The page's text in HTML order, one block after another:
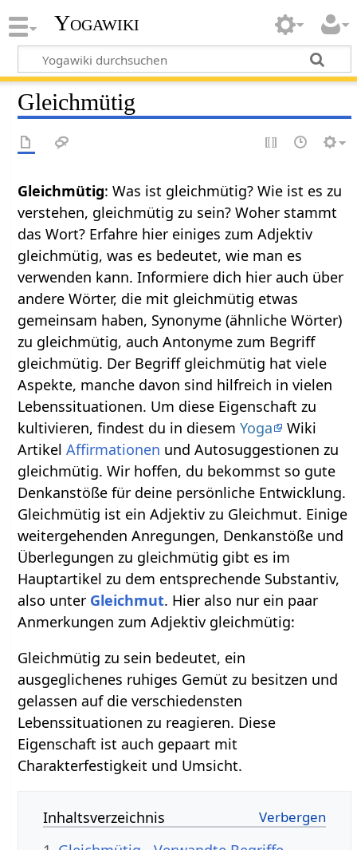
Yogawiki
Gleichmütig
Gleichmütig: Was ist gleichmütig? Wie ist es zu
verstehen, gleichmütig zu sein? Woher stammt
das Wort? Erfahre hier einiges zum Adjektiv
gleichmütig, was es bedeutet, wie man es
verwenden kann. Informiere dich hier auch über
andere Wörter, die mit gleichmütig etwas
gemeinsam haben, Synonyme (ähnliche Wörter)
zu gleichmütig, auch Antonyme zum Begriff
gleichmütig. Der Begriff gleichmütig hat viele
Aspekte, manche davon sind hilfreich in vielen
Lebenssituationen. Um diese Eigenschaft zu
kultivieren, findest du in diesemYoga
Wiki
ArtikelAffirmationen und Autosuggestionen zu
gleichmütig. Wir hoffen, du bekommst so gute
Denkanstöße für deine persönliche Entwicklung.
Gleichmütig ist ein Adjektiv zu Gleichmut. Einige
weitergehenden Anregungen, Denkanstöße und
Überlegungen zu gleichmütig gibt es im
Hauptartikel zu dem entsprechende Substantiv,
also unter Gleichmut. Hier also nur ein paar
Anmerkungen zum Adjektiv gleichmütig:
Gleichmütig zu sein bedeutet, ein
ausgeglichenes ruhiges Gemüt zu besitzen und
gelassen auf die verschiedensten
Lebenssituationen zu reagieren. Diese
Eigenschaft ist auch gepaart mit
Charakterfestigkeit und Umsicht.
Inhaltsverzeichnis